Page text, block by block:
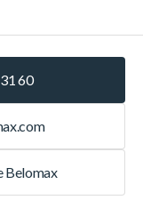
60
Belomax